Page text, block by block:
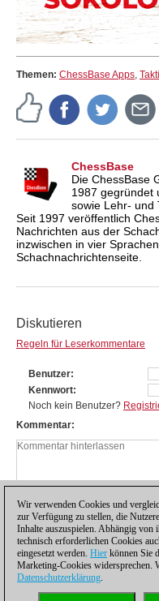
Themen: ChessBase Apps,
ChessBase
Die ChessBase
1987 gegründet
sowie Lehr- und
Seit 1997 veröffentlich
Nachrichten aus der
inzwischen in vier
Schachnachrichtenseite.
Diskutieren
Regeln für Leserkommentare
Benutzer
Kennwort
Noch kein Benutzer?
Kommentar
Wir verwenden Cookies und
zur Verfügung zu stellen, die
Inhalte auszuspielen. Abhängig von
technisch erforderlichen Cookies
eingesetzt werden. Hier können Sie
Marketing-Cookies widersprechen.
Datenschutzerklärung.